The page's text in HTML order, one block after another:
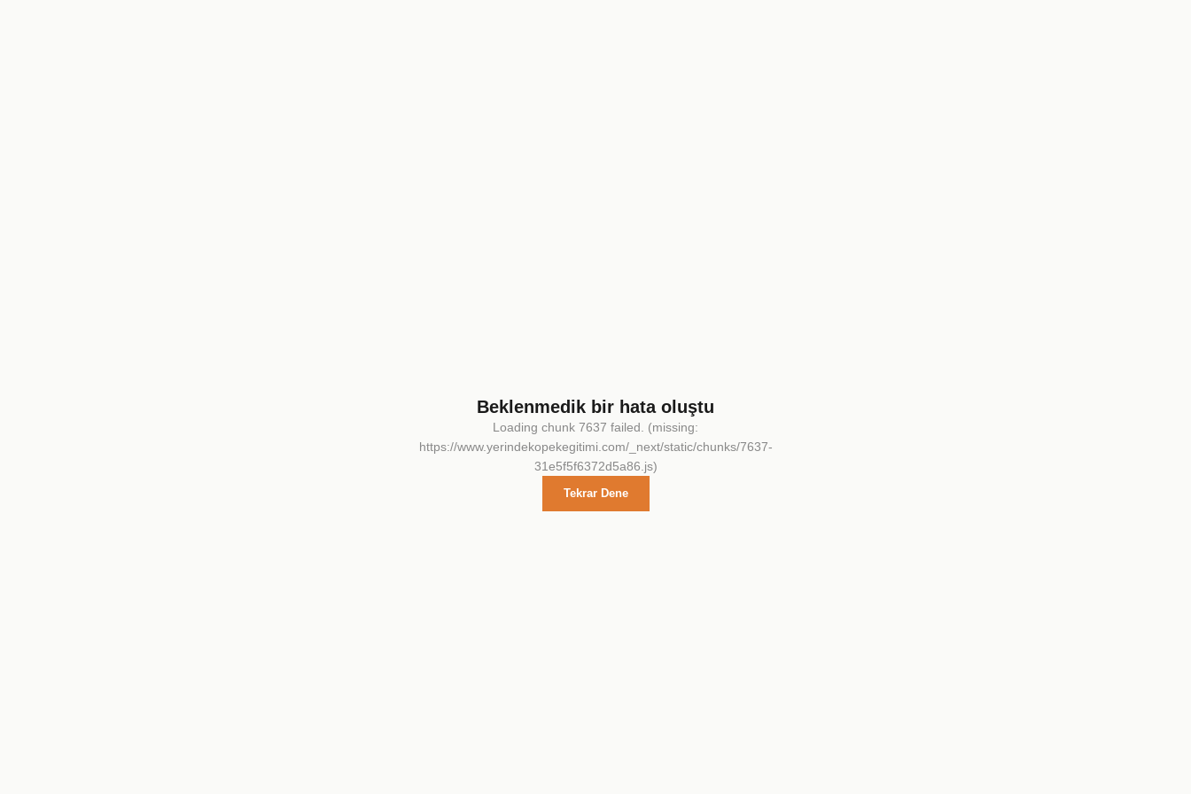
Beklenmedik bir hata oluştu
Loading chunk 7637 failed. (missing:
https://www.yerindekopekegitimi.com/_next/static/chunks/7637-
31e5f5f6372d5a86.js)
Tekrar Dene